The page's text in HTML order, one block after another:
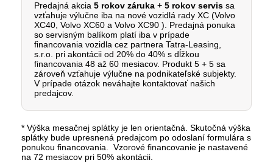
Predajná akcia 5 rokov záruka + 5 rokov servis sa
vzťahuje výlučne iba na nové vozidlá rady XC (Volvo
XC40, Volvo XC60 a Volvo XC90 ). Predajná ponuka
so servisným balíkom platí iba v prípade
financovania vozidla cez partnera Tatra-Leasing,
s.r.o. pri akontácii od 20% do 40% s dĺžkou
financovania 48 až 60 mesiacov. Produkt 5 + 5 sa
zároveň vzťahuje výlučne na podnikateľské subjekty.
V prípade otázok neváhajte kontaktovať našich
predajcov.
* Výška mesačnej splátky je len orientačná. Skutočná výška
splátky bude upresnená predajcom po odoslaní formulára s
ponukou financovania. Vzorové financovanie je nastavené
na 72 mesiacov pri 50% akontácii.